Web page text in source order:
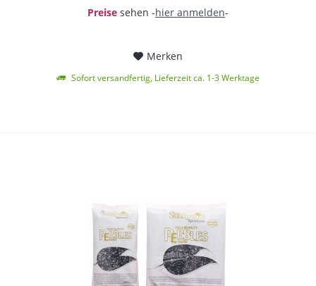
Preise sehen -hier anmelden-
Merken
Sofort versandfertig, Lieferzeit ca. 1-3 Werktage